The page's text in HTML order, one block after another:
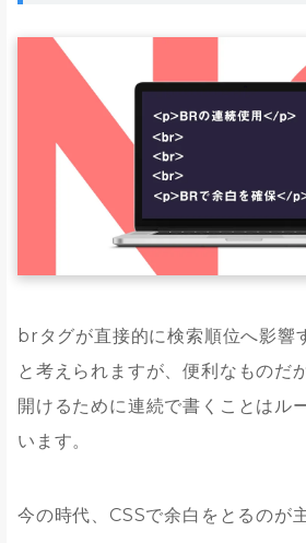
brタグが直接的に検索順位へ影響
と考えられますが、便利なものだ
開けるために連続で書くことはル
います。
今の時代、CSSで余白をとるのが